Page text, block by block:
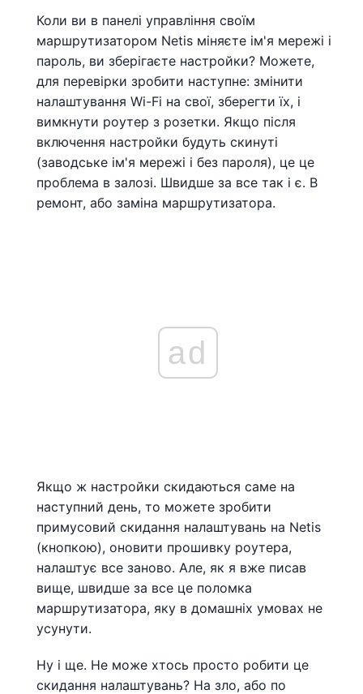
Коли ви в панелі управління своїм
маршрутизатором Netis міняєте ім'я мережі і
пароль, ви зберігаєте настройки? Можете,
для перевірки зробити наступне: змінити
налаштування Wi-Fi на свої, зберегти їх, і
вимкнути роутер з розетки. Якщо після
включення настройки будуть скинуті
(заводське ім'я мережі і без пароля), це це
проблема в залозі. Швидше за все так і є. В
ремонт, або заміна маршрутизатора.
ad
Якщо ж настройки скидаються саме на
наступний день, то можете зробити
примусовий скидання налаштувань на Netis
(кнопкою), оновити прошивку роутера,
налаштує все заново. Але, як я вже писав
вище, швидше за все це поломка
маршрутизатора, яку в домашніх умовах не
усунути.
Ну і ще. Не може хтось просто робити це
скидання налаштувань? На зло, або по